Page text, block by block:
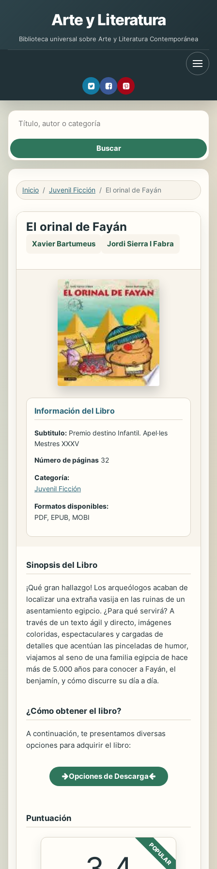
Arte y Literatura
Biblioteca universal sobre Arte y Literatura Contemporánea
Inicio Juvenil Ficción El orinal de Fayán
El orinal de Fayán
Xavier Bartumeus Jordi Sierra I Fabra
Información del Libro
Subtitulo: Premio destino Infantil. Apel·les
Mestres XXXV
Número de páginas 32
Categoría:
Juvenil Ficción
Formatos disponibles:
PDF, EPUB, MOBI
Sinopsis del Libro
¡Qué gran hallazgo! Los arqueólogos acaban de
localizar una extraña vasija en las ruinas de un
asentamiento egipcio. ¿Para qué servirá? A
través de un texto ágil y directo, imágenes
coloridas, espectaculares y cargadas de
detalles que acentúan las pinceladas de humor,
viajamos al seno de una familia egipcia de hace
más de 5.000 años para conocer a Fayán, el
benjamín, y cómo discurre su día a día.
¿Cómo obtener el libro?
A continuación, te presentamos diversas
opciones para adquirir el libro:
Opciones de Descarga
Puntuación
POPULAR